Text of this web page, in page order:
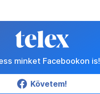
minket Facebookon is!
Követem!